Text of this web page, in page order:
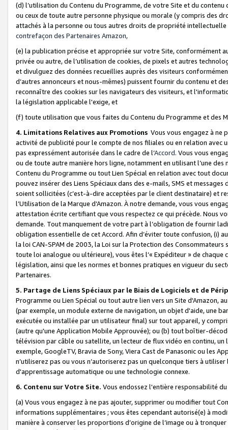
(d) l’utilisation du Contenu du Programme, de votre Site et du
ou ceux de toute autre personne physique ou morale (y compris des
attachés à la personne ou tous autres droits de propriété
contrefaçon des Partenaires Amazon,
(e) la publication précise et appropriée sur votre Site, conformément
privée ou autre, de l’utilisation de cookies, de pixels et autres
et divulguez des données recueillies auprès des visiteurs
d’autres annonceurs et nous-mêmes) puissent fournir du contenu et
reconnaître des cookies sur les navigateurs des visiteurs, et
la législation applicable l'exige, et
(f) toute utilisation que vous faites du Contenu du Programme et des
4. Limitations Relatives aux Promotions Vous vous engagez à ne
activité de publicité pour le compte de nos filiales ou en relation avec
pas expressément autorisée dans le cadre de l’Accord. Vous vous
ou de toute autre manière hors ligne, notamment en utilisant l’une
Contenu du Programme ou tout Lien Spécial en relation avec tout
pouvez insérer des Liens Spéciaux dans des e-mails, SMS et
soient sollicitées (c’est-à-dire acceptées par le client destinataire) et
l’Utilisation de la Marque d’Amazon. À notre demande, vous vous
attestation écrite certifiant que vous respectez ce qui précède. Nous
demande. Tout manquement de votre part à l’obligation de fournir
obligation essentielle de cet Accord. Afin d’éviter toute confusion, (i)
la loi CAN-SPAM de 2003, la Loi sur la Protection des
toute loi analogue ou ultérieure), vous êtes l’« Expéditeur » de
législation, ainsi que les normes et bonnes pratiques en vigueur du
Partenaires.
5. Partage de Liens Spéciaux par le Biais de Logiciels et de
Programme ou Lien Spécial ou tout autre lien vers un Site d'Amazon,
(par exemple, un module externe de navigation, un objet d'aide, une
exécutée ou installée par un utilisateur final) sur tout appareil, y
(autre qu'une Application Mobile Approuvée); ou (b) tout boîtier-
télévision par câble ou satellite, un lecteur de flux vidéo en continu,
exemple, GoogleTV, Bravia de Sony, Viera Cast de Panasonic ou les
n’utiliserez pas ou vous n’autoriserez pas un quelconque tiers à
d'apprentissage automatique ou une technologie connexe.
6. Contenu sur Votre Site. Vous endossez l'entière responsabilité
(a) Vous vous engagez à ne pas ajouter, supprimer ou modifier tout
informations supplémentaires ; vous êtes cependant autorisé(e) à
manière à conserver les proportions d’origine de l’image ou à